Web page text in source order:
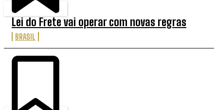
Lei do Frete vai operar com novas regras
BRASIL